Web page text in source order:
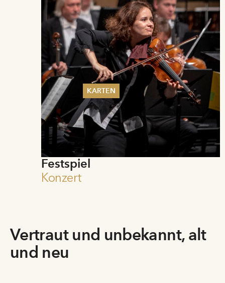
KARTEN
Sommer 2026
Pfingsten 2026
Abonnements
Karteninformation
Gutscheine
Festspiel
Konzert
Vertraut und unbekannt, alt
und neu